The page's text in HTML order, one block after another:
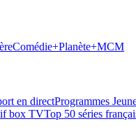
Comédie+Planète+MCM
en directProgrammes
box TVTop 50 séries